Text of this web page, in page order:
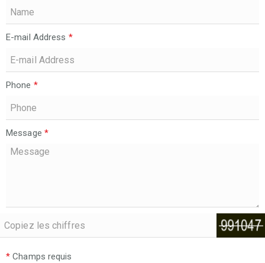
E-mail Address *
Phone *
Message *
* Champs requis